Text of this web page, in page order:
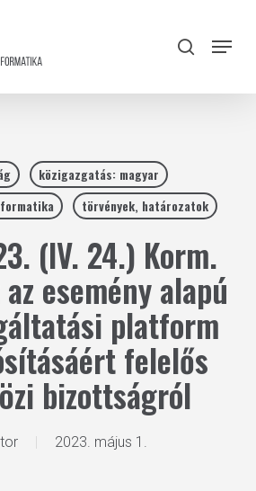
search
Menu
közigazgatás: magyar
törvények, határozatok
(IV. 24.) Korm.
esemény alapú
platform
felelős
bizottságról
2023. május 1.
Close